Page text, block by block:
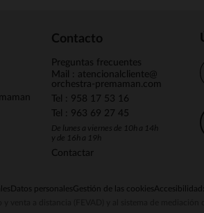
Contacto
Preguntas frecuentes
Mail : atencionalcliente@
orchestra-premaman.com
Tel : 958 17 53 16
Tel : 963 69 27 45
De lunes a viernes de 10h a 14h
y de 16h a 19h
Contactar
Datos personalesGestión de las cookies